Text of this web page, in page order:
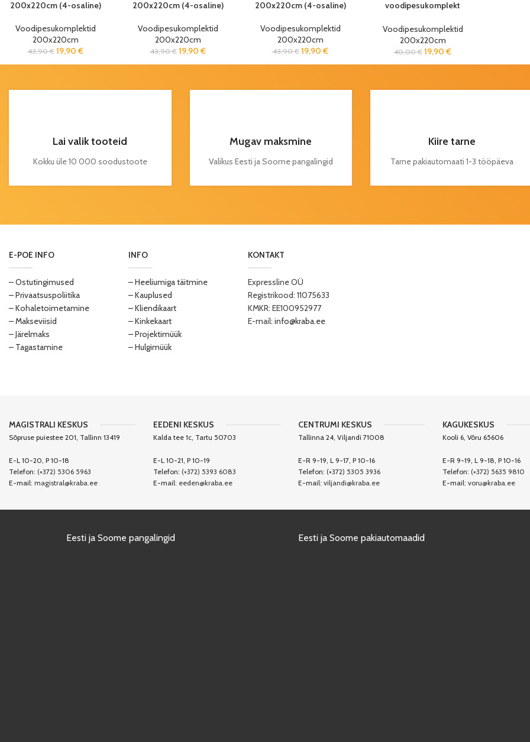
200x220cm (4-osaline)
Voodipesukomplektid
200x220cm
43,90€ 19,90 €
200x220cm (4-osaline)
Voodipesukomplektid
200x220cm
43,90€ 19,90 €
200x220cm (4-osaline)
Voodipesukomplektid
200x220cm
43,90€ 19,90 €
voodipesukomplekt
200x220cm
Voodipesukomplektid
200x220cm
40,00€ 19,90 €
Lai valik tooteid
Kokku üle 10 000 soodustoote
Mugav maksmine
Valikus Eesti ja Soome pangalingid
Kiire tarne
Tarne pakiautomaati 1-3 tööpäeva
E-POE INFO
– Ostutingimused
– Privaatsuspoliitika
– Kohaletoimetamine
– Makseviisid
– Järelmaks
– Tagastamine
INFO
– Heeliumiga täitmine
– Kauplused
– Kliendikaart
– Kinkekaart
– Projektimüük
– Hulgimüük
KONTAKT
Expressline OÜ
Registrikood: 11075633
KMKR: EE100952977
E-mail: info@kraba.ee
MAGISTRALI KESKUS
Sõpruse puiestee 201, Tallinn 13419
E-L 10-20, P 10-18
Telefon: (+372) 5306 5963
E-mail: magistral@kraba.ee
EEDENI KESKUS
Kalda tee 1c, Tartu 50703
E-L 10-21, P 10-19
Telefon: (+372) 5393 6083
E-mail: eeden@kraba.ee
CENTRUMI KESKUS
Tallinna 24, Viljandi 71008
E-R 9-19, L 9-17, P 10-16
Telefon: (+372) 5305 3936
E-mail: viljandi@kraba.ee
KAGUKESKUS
Kooli 6, Võru 65606
E-R 9-19, L 9-18, P 10-16
Telefon: (+372) 5635 9810
E-mail:voru@kraba.ee
Eesti ja Soome pangalingid Eesti ja Soome pakiautomaadid